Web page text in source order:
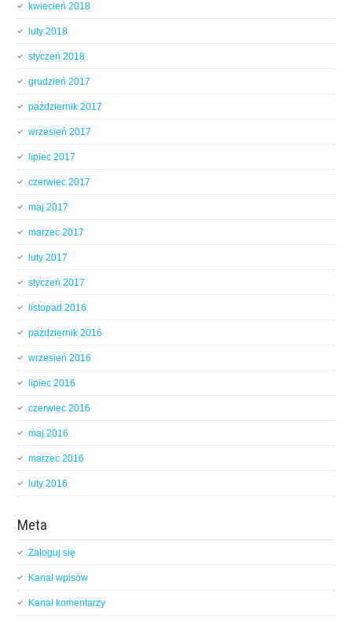
kwiecień 2018
luty 2018
styczeń 2018
grudzień 2017
październik 2017
wrzesień 2017
lipiec 2017
czerwiec 2017
maj 2017
marzec 2017
luty 2017
styczeń 2017
listopad 2016
październik 2016
wrzesień 2016
lipiec 2016
czerwiec 2016
maj 2016
marzec 2016
luty 2016
Meta
Zaloguj się
Kanał wpisów
Kanał komentarzy